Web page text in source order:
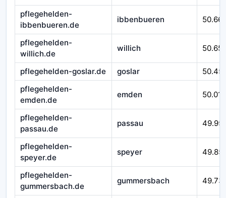
pflegehelden-
ibbenbueren.de
ibbenbueren
pflegehelden-
willich.de
willich
pflegehelden-goslar.de goslar
pflegehelden-
emden.de
emden 50.016
pflegehelden-
passau.de
passau
pflegehelden-
speyer.de
speyer
pflegehelden-
gummersbach.de
gummersbach